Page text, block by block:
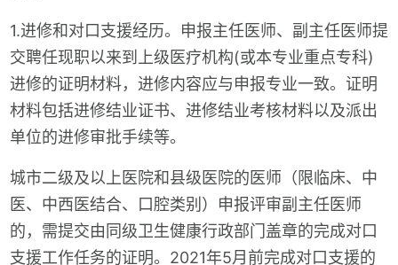
1.进修和对口支援经历。申报主任医师、副主任医师提
交聘任现职以来到上级医疗机构(或本专业重点专科)
进修的证明材料，进修内容应与申报专业一致。证明
材料包括进修结业证书、进修结业考核材料以及派出
单位的进修审批手续等。
城市二级及以上医院和县级医院的医师（限临床、中
医、中西医结合、口腔类别）申报评审副主任医师
的，需提交由同级卫生健康行政部门盖章的完成对口
支援工作任务的证明。2021年5月前完成对口支援的